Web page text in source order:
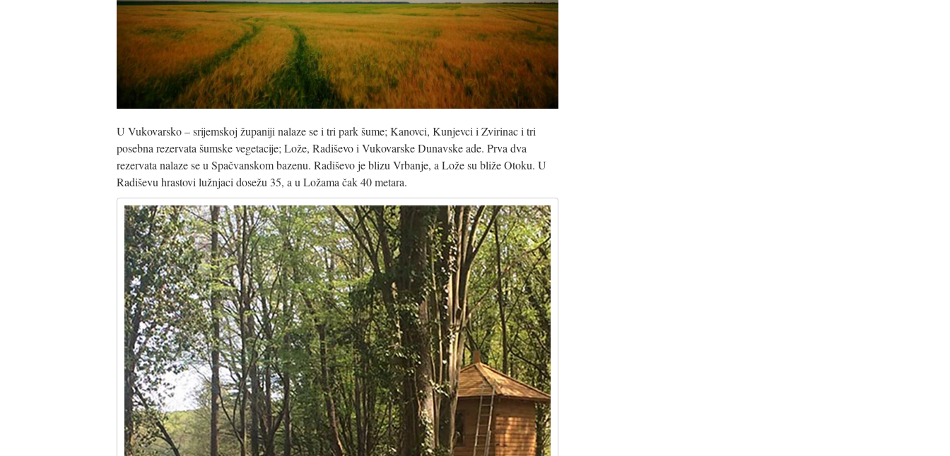
U Vukovarsko – srijemskoj županiji nalaze se i tri park šume; Kanovci, Kunjevci i Zvirinac i tri
posebna rezervata šumske vegetacije; Lože, Radiševo i Vukovarske Dunavske ade. Prva dva
rezervata nalaze se u Spačvanskom bazenu. Radiševo je blizu Vrbanje, a Lože su bliže Otoku. U
Radiševu hrastovi lužnjaci dosežu 35, a u Ložama čak 40 metara.